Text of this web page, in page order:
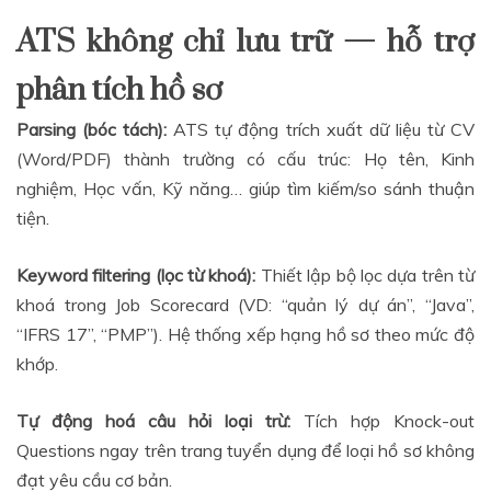
ATS không chỉ lưu trữ — hỗ trợ
phân tích hồ sơ
Parsing (bóc tách): ATS tự động trích xuất dữ liệu từ CV
(Word/PDF) thành trường có cấu trúc: Họ tên, Kinh
nghiệm, Học vấn, Kỹ năng… giúp tìm kiếm/so sánh thuận
tiện.
Keyword filtering (lọc từ khoá): Thiết lập bộ lọc dựa trên từ
khoá trong Job Scorecard (VD: “quản lý dự án”, “Java”,
“IFRS 17”, “PMP”). Hệ thống xếp hạng hồ sơ theo mức độ
khớp.
Tự động hoá câu hỏi loại trừ: Tích hợp Knock-out
Questions ngay trên trang tuyển dụng để loại hồ sơ không
đạt yêu cầu cơ bản.